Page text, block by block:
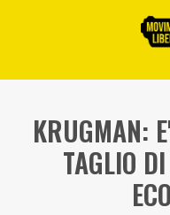
KRUGMAN:
TAGLIO